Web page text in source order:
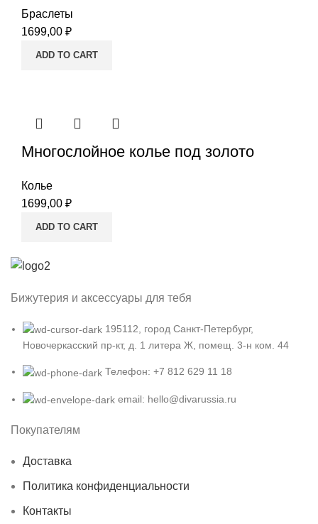
Браслеты
1699,00 ₽
ADD TO CART
Многослойное колье под золото
Колье
1699,00 ₽
ADD TO CART
Бижутерия и аксессуары для тебя
195112, город Санкт-Петербург,
Новочеркасский пр-кт, д. 1 литера Ж, помещ. 3-н ком. 44
Телефон: +7 812 629 11 18
email: hello@divarussia.ru
Покупателям
Доставка
Политика конфиденциальности
Контакты